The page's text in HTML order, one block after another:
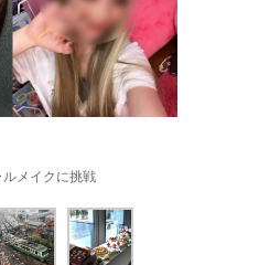
メイクに挑戦